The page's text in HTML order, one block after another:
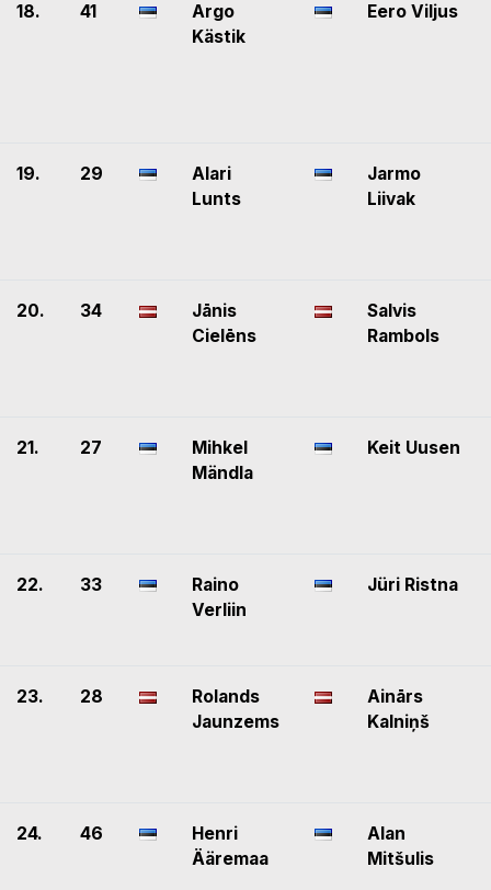
18. 41
Argo
Kästik
Eero Viljus
19. 29
Alari
Lunts
Jarmo
Liivak
20. 34
Jānis
Cielēns
Salvis
Rambols
21. 27
Mihkel
Mändla
Keit Uusen
22. 33
Raino
Verliin
Jüri Ristna
23. 28
Rolands
Jaunzems
Ainārs
Kalniņš
24. 46
Henri
Ääremaa
Alan
Mitšulis